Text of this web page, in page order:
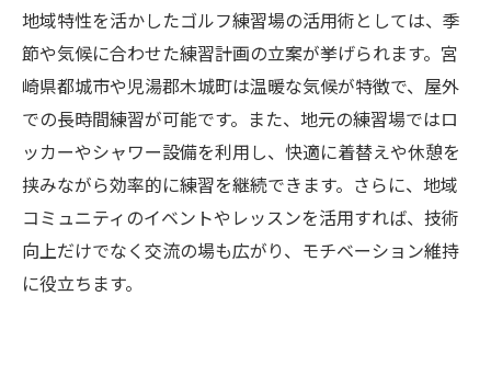
地域特性を活かしたゴルフ練習場の活用術としては、季
節や気候に合わせた練習計画の立案が挙げられます。宮
崎県都城市や児湯郡木城町は温暖な気候が特徴で、屋外
での長時間練習が可能です。また、地元の練習場ではロ
ッカーやシャワー設備を利用し、快適に着替えや休憩を
挟みながら効率的に練習を継続できます。さらに、地域
コミュニティのイベントやレッスンを活用すれば、技術
向上だけでなく交流の場も広がり、モチベーション維持
に役立ちます。